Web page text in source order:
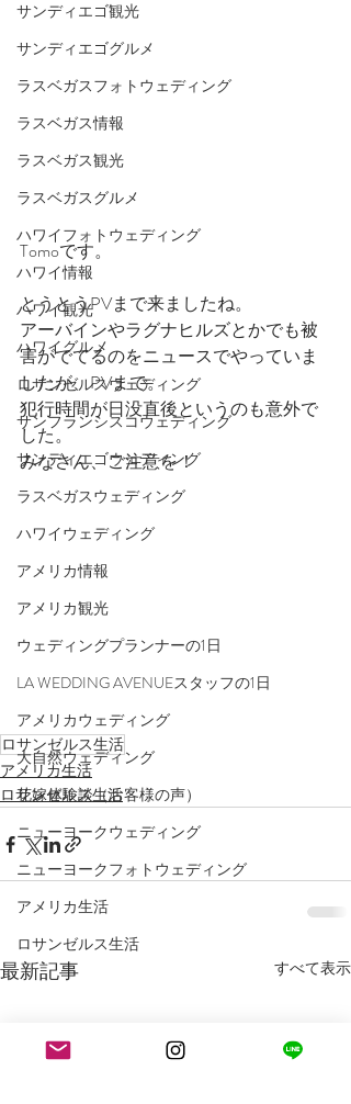
サンディエゴ観光
サンディエゴグルメ
ラスベガスフォトウェディング
ラスベガス情報
ラスベガス観光
ラスベガスグルメ
ハワイフォトウェディング
ハワイ情報
ハワイ観光
ハワイグルメ
ロサンゼルスウェディング
サンフランシスコウェディング
サンディエゴウェディング
ラスベガスウェディング
ハワイウェディング
アメリカ情報
アメリカ観光
ウェディングプランナーの1日
LA WEDDING AVENUEスタッフの1日
アメリカウェディング
大自然ウェディング
花嫁体験談（お客様の声）
ニューヨークウェディング
ニューヨークフォトウェディング
アメリカ生活
ロサンゼルス生活
Tomoです。
とうとうPVまで来ましたね。
アーバインやラグナヒルズとかでも被
害がでてるのをニュースでやっていま
したが、PVまで。
犯行時間が日没直後というのも意外で
した。
みなさん、ご注意を！
ロサンゼルス生活
アメリカ生活
ロサンゼルス生活
最新記事 すべて表示